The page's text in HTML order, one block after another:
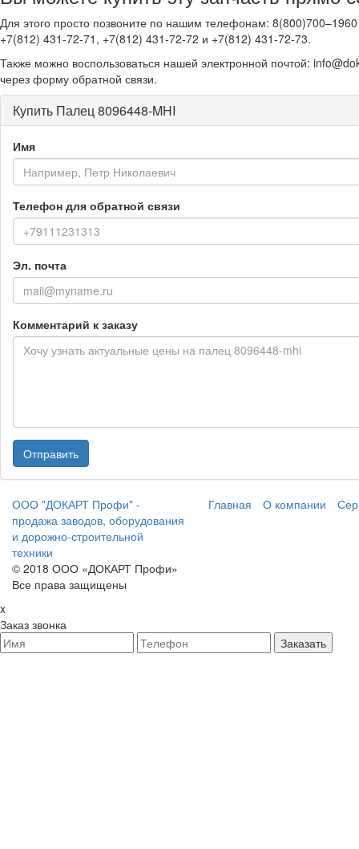
Для этого просто позвоните по нашим телефонам:
+7(812) 431-72-71, +7(812) 431-72-72 и +7(812) 431-72-73.
Также можно воспользоваться нашей электронной почтой:
через форму обратной связи.
Купить Палец 8096448-MHI
Имя
Телефон для обратной связи
Эл. почта
Комментарий к заказу
Отправить
ООО "ДОКАРТ Профи" -
продажа заводов, оборудования
и дорожно-строительной
техники
© 2018 ООО «ДОКАРТ Профи»
Все права защищены
Главная О компании
x
Заказ звонка
Заказать